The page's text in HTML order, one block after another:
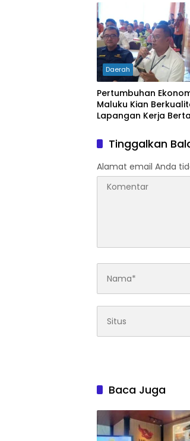
Pengawasan Kritis dan
Berimbang
Daerah
Pertumbuhan
Maluku Kian
Lapangan Kerja
Tinggalkan
Alamat email Anda
Baca Juga